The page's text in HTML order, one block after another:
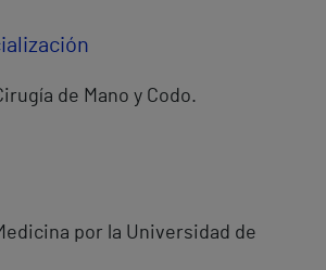
de Mano y Codo.
por la Universidad de